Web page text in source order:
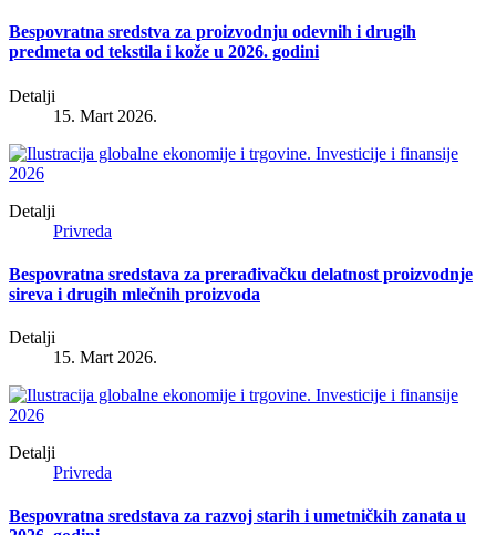
Bespovratna sredstva za proizvodnju odevnih i drugih
predmeta od tekstila i kože u 2026. godini
Detalji
15. Mart 2026.
Detalji
Privreda
Bespovratna sredstava za prerađivačku delatnost proizvodnje
sireva i drugih mlečnih proizvoda
Detalji
15. Mart 2026.
Detalji
Privreda
Bespovratna sredstava za razvoj starih i umetničkih zanata u